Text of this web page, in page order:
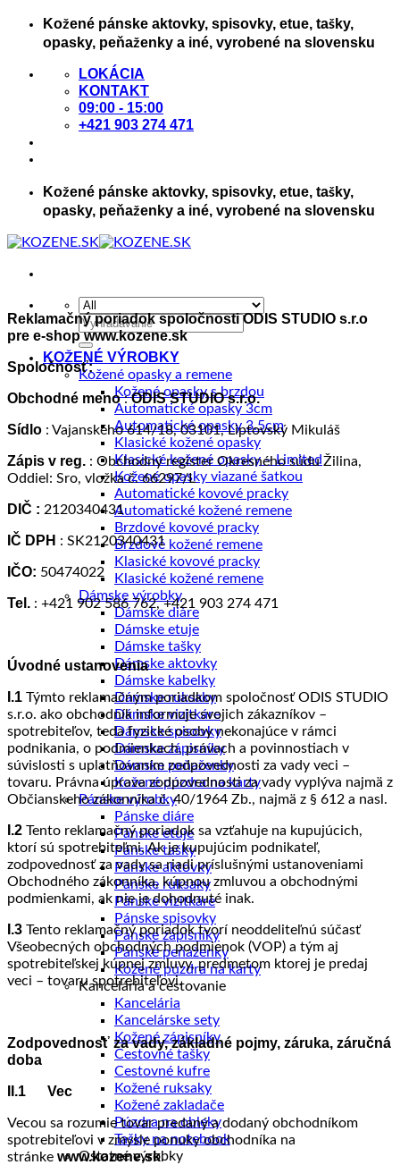
Skip
Kožené pánske aktovky, spisovky, etue, tašky,
opasky, peňaženky a iné, vyrobené na slovensku
LOKÁCIA
KONTAKT
09:00 - 15:00
+421 903 274 471
Kožené pánske aktovky, spisovky, etue, tašky,
opasky, peňaženky a iné, vyrobené na slovensku
Hľadať:
KOŽENÉ VÝROBKY
Kožené opasky a remene
Kožené opasky s brzdou
Automatické opasky 3cm
Automatické opasky 3.5cm
Klasické kožené opasky
Klasické kožené opasky – Limited
Kožené opasky viazané šatkou
Automatické kovové pracky
Automatické kožené remene
Brzdové kovové pracky
Brzdové kožené remene
Klasické kovové pracky
Klasické kožené remene
Dámske výrobky
Dámske diáre
Dámske etuje
Dámske tašky
Dámske aktovky
Dámske kabelky
Dámske ruksaky
Dámske vizitkáre
Dámske spisovky
Dámske zápisníky
Dámske peňaženky
Kožené púzdra na karty
Pánske výrobky
Pánske diáre
Pánske etuje
Pánske tašky
Pánske aktovky
Pánske ruksaky
Pánske vizitkáre
Pánske spisovky
Pánske zápisníky
Pánske peňaženky
Kožené púzdra na karty
Kancelária a cestovanie
Kancelária
Kancelárske sety
Kožené zápisníky
Cestovné tašky
Cestovné kufre
Kožené ruksaky
Kožené zakladače
Púzdra na obleky
Tašky na notebook
Ostatné výrobky
Reklamačný poriadok spoločnosti ODIS STUDIO s.r.o
pre e-shop www.kozene.sk
Spoločnosť:
Obchodné meno:ODIS STUDIO s.r.o.
Sídlo : Vajanského 614/18, 03101, Liptovský Mikuláš
Zápis v reg. : Obchodný register Okresného súdu Žilina,
Oddiel: Sro, vložka č. 66297/L
DIČ : 2120340431
IČ DPH : SK2120340431
IČO: 50474022
Tel. : +421 902 586 762, +421 903 274 471
Úvodné ustanovenia
I.1 Týmto reklamačným poriadkom spoločnosť ODIS STUDIO
s.r.o. ako obchodník informuje svojich zákazníkov –
spotrebiteľov, teda fyzické osoby nekonajúce v rámci
podnikania, o podmienkach, právach a povinnostiach v
súvislosti s uplatňovaním zodpovednosti za vady veci –
tovaru. Právna úprava zodpovednosti za vady vyplýva najmä z
Občianskeho zákonníka č. 40/1964 Zb., najmä z § 612 a nasl.
I.2 Tento reklamačný poriadok sa vzťahuje na kupujúcich,
ktorí sú spotrebiteľmi. Ak je kupujúcim podnikateľ,
zodpovednosť za vady sa riadi príslušnými ustanoveniami
Obchodného zákonníka, kúpnou zmluvou a obchodnými
podmienkami, ak nie je dohodnuté inak.
I.3 Tento reklamačný poriadok tvorí neoddeliteľnú súčasť
Všeobecných obchodných podmienok (VOP) a tým aj
spotrebiteľskej kúpnej zmluvy, predmetom ktorej je predaj
veci – tovaru spotrebiteľovi.
Zodpovednosť za vady, základné pojmy, záruka, záručná
doba
II.1 Vec
Vecou sa rozumie tovar predaný a dodaný obchodníkom
spotrebiteľovi v zmysle ponuky obchodníka na
stránke www.kozene.sk.